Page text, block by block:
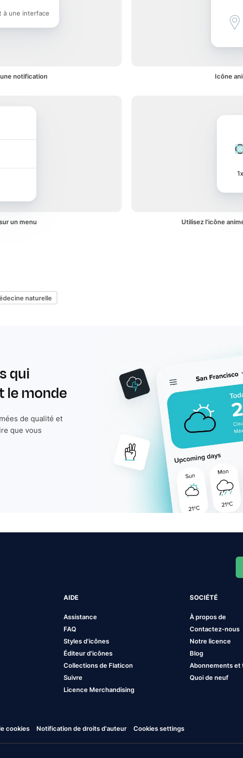
à une interface
notification Icône
un menu
1x
Utilisez l'icône
naturelle
qui
le monde
de qualité et
que vous
AIDE
Assistance
FAQ
Styles d'icônes
Éditeur d'icônes
Collections de Flaticon
Suivre
Licence Merchandising
SOCIÉTÉ
À propos de
Contactez-nous
Notre licence
Blog
Abonnements et
Quoi de neuf
cookies Notification de droits d'auteur Cookies settings